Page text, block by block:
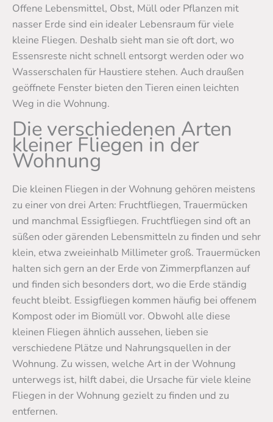
Offene Lebensmittel, Obst, Müll oder Pflanzen mit
nasser Erde sind ein idealer Lebensraum für viele
kleine Fliegen. Deshalb sieht man sie oft dort, wo
Essensreste nicht schnell entsorgt werden oder wo
Wasserschalen für Haustiere stehen. Auch draußen
geöffnete Fenster bieten den Tieren einen leichten
Weg in die Wohnung.
Die verschiedenen Arten
kleiner Fliegen in der
Wohnung
Die kleinen Fliegen in der Wohnung gehören meistens
zu einer von drei Arten: Fruchtfliegen, Trauermücken
und manchmal Essigfliegen. Fruchtfliegen sind oft an
süßen oder gärenden Lebensmitteln zu finden und sehr
klein, etwa zweieinhalb Millimeter groß. Trauermücken
halten sich gern an der Erde von Zimmerpflanzen auf
und finden sich besonders dort, wo die Erde ständig
feucht bleibt. Essigfliegen kommen häufig bei offenem
Kompost oder im Biomüll vor. Obwohl alle diese
kleinen Fliegen ähnlich aussehen, lieben sie
verschiedene Plätze und Nahrungsquellen in der
Wohnung. Zu wissen, welche Art in der Wohnung
unterwegs ist, hilft dabei, die Ursache für viele kleine
Fliegen in der Wohnung gezielt zu finden und zu
entfernen.